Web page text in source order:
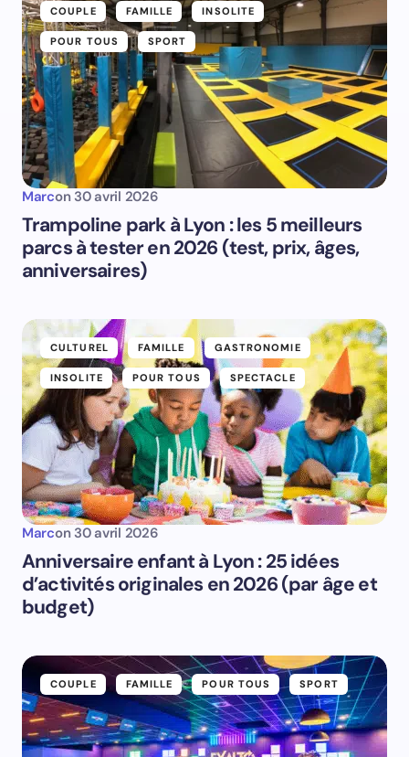
COUPLE FAMILLE INSOLITE
POUR TOUS SPORT
Marcon 30 avril 2026
Trampoline park à Lyon : les 5 meilleurs
parcs à tester en 2026 (test, prix, âges,
anniversaires)
CULTUREL FAMILLE GASTRONOMIE
INSOLITE POUR TOUS SPECTACLE
Marcon 30 avril 2026
Anniversaire enfant à Lyon : 25 idées
d’activités originales en 2026 (par âge et
budget)
COUPLE FAMILLE POUR TOUS SPORT